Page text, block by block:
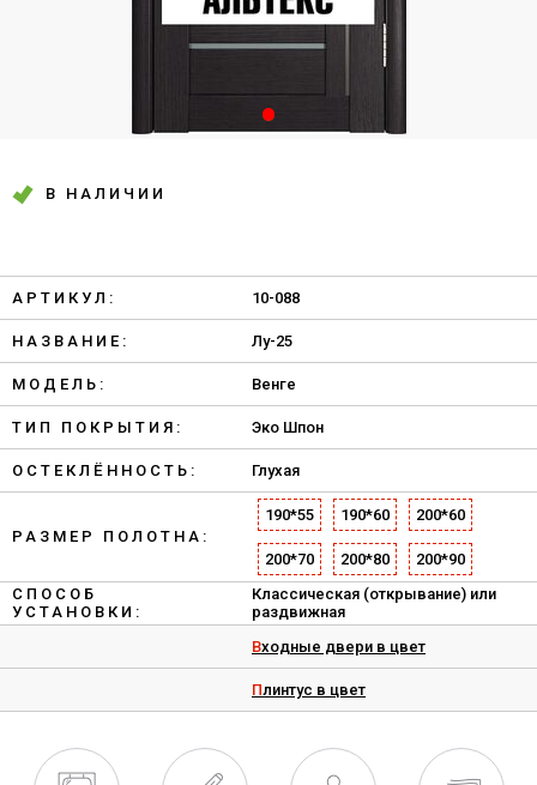
В НАЛИЧИИ
АРТИКУЛ: 10-088
НАЗВАНИЕ: Лу-25
МОДЕЛЬ: Венге
ТИП ПОКРЫТИЯ: Эко Шпон
ОСТЕКЛЁННОСТЬ: Глухая
РАЗМЕР ПОЛОТНА:
190*55 190*60 200*60
200*70 200*80
200*90
СПОСОБ
УСТАНОВКИ:
Классическая (открывание) или
раздвижная
Входные двери в цвет
Плинтус в цвет